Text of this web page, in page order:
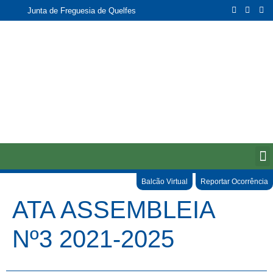
Junta de Freguesia de Quelfes
Balcão Virtual Reportar Ocorrência
ATA ASSEMBLEIA
Nº3 2021-2025